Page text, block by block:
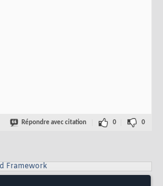
Répondre avec citation 0 0
Framework